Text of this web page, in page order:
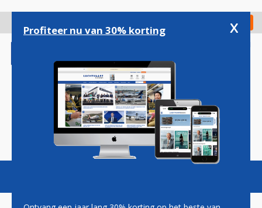
gaan
Check in
Magazine Podcasts Vacatures
Profiteer nu van 30% korting x